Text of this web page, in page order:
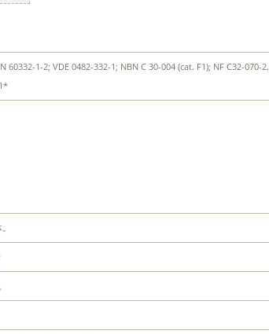
60332-1-2; VDE 0482-332-1; NBN C 30-004 (cat. F1); NF C32-070-